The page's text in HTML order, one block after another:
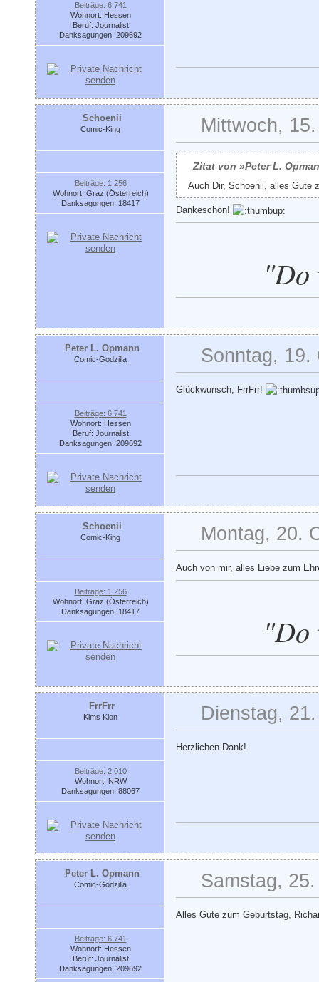
Beiträge: 6 741
Wohnort: Hessen
Beruf: Journalist
Danksagungen: 209692
Schoenii
Comic-King
Beiträge: 1 256
Wohnort: Graz (Österreich)
Danksagungen: 18417
Mittwoch,
Zitat von »Peter L.
Auch Dir, Schoenii, alles Gute
Dankeschön!
"Do
Peter L. Opmann
Comic-Godzilla
Beiträge: 6 741
Wohnort: Hessen
Beruf: Journalist
Danksagungen: 209692
Sonntag, 19.
Glückwunsch, FrrFrr!
Schoenii
Comic-King
Beiträge: 1 256
Wohnort: Graz (Österreich)
Danksagungen: 18417
Montag, 20.
Auch von mir, alles Liebe zum
"Do
FrrFrr
Kims Klon
Beiträge: 2 010
Wohnort: NRW
Danksagungen: 88067
Dienstag,
Herzlichen Dank!
Peter L. Opmann
Comic-Godzilla
Beiträge: 6 741
Wohnort: Hessen
Beruf: Journalist
Danksagungen: 209692
Samstag,
Alles Gute zum Geburtstag,